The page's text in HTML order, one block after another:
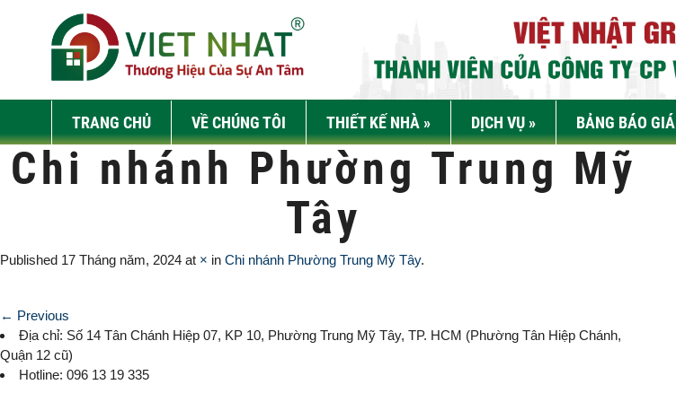
TRANG CHỦ VỀ CHÚNG TÔI THIẾT KẾ NHÀ » DỊCH VỤ » BẢNG BÁO GIÁ
Chi nhánh Phường Trung Mỹ
Tây
Published 17 Tháng năm, 2024 at × in Chi nhánh Phường Trung Mỹ Tây.
← Previous
Địa chỉ: Số 14 Tân Chánh Hiệp 07, KP 10, Phường Trung Mỹ Tây, TP. HCM (Phường Tân Hiệp Chánh,
Quận 12 cũ)
Hotline: 096 13 19 335